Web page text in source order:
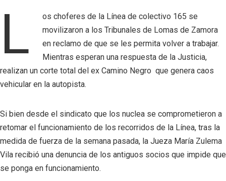
L
os choferes de la Línea de colectivo 165 se
movilizaron a los Tribunales de Lomas de Zamora
en reclamo de que se les permita volver a trabajar.
Mientras esperan una respuesta de la Justicia,
realizan un corte total del ex Camino Negro que genera caos
vehicular en la autopista.
Si bien desde el sindicato que los nuclea se comprometieron a
retomar el funcionamiento de los recorridos de la Línea, tras la
medida de fuerza de la semana pasada, la Jueza María Zulema
Vila recibió una denuncia de los antiguos socios que impide que
se ponga en funcionamiento.